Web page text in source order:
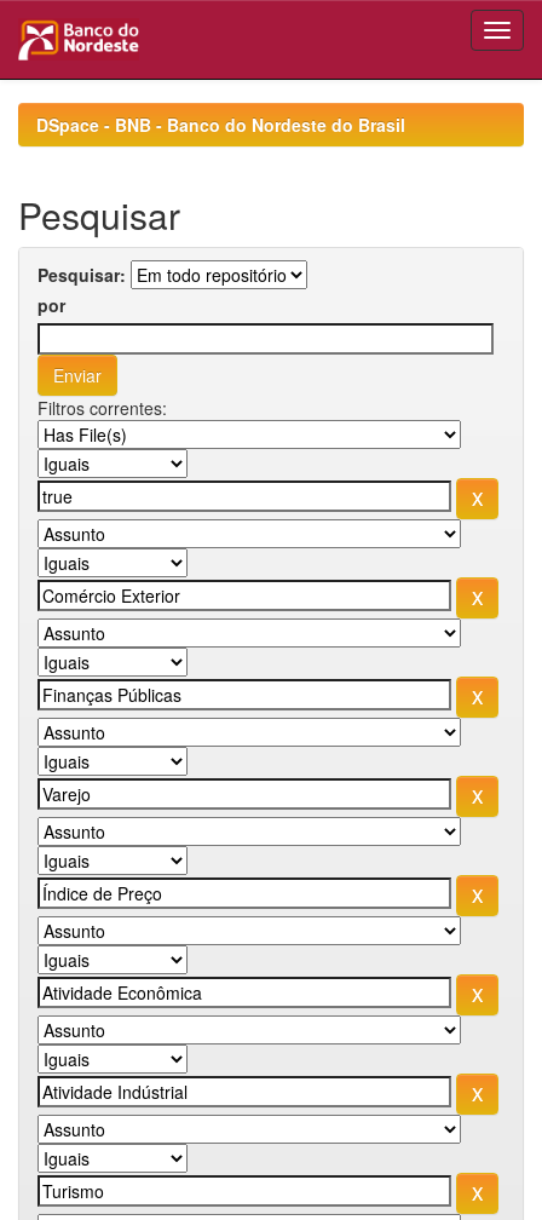
navigationDSpace - BNB - Banco do Nordeste do Brasil
Pesquisar
Pesquisar:
por
Filtros correntes: